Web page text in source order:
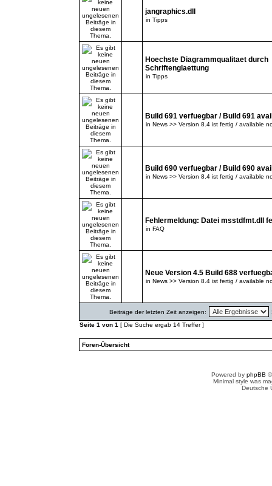
jangraphics.dll
in Tipps
Hoechste Diagrammqualitaet durch
Schriftenglaettung
in Tipps
Build 691 verfuegbar / Build 691
in News >> Version 8.4 ist fertig / available
Build 690 verfuegbar / Build 690
in News >> Version 8.4 ist fertig / available
Fehlermeldung: Datei msstdfmt.dll
in FAQ
Neue Version 4.5 Build 688
in News >> Version 8.4 ist fertig / available
Beiträge der letzten Zeit anzeigen:
Seite 1 von 1 [ Die Suche ergab 14 Treffer ]
Foren-Übersicht
Powered by phpBB
Minimal style was
Deutsche